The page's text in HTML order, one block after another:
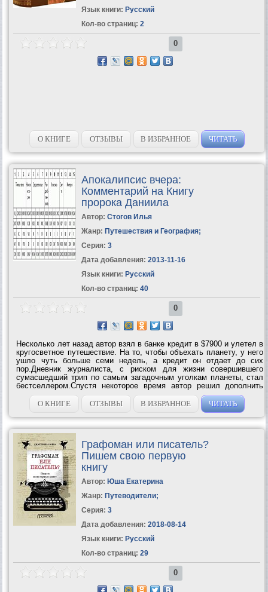
Язык книги: Русский
Кол-во страниц: 2
0
О КНИГЕ ОТЗЫВЫ В ИЗБРАННОЕ ЧИТАТЬ
Апокалипсис вчера:
Комментарий на Книгу
пророка Даниила
Автор: Стогов Илья
Жанр: Путешествия и География;
Серия: 3
Дата добавления: 2013-11-16
Язык книги: Русский
Кол-во страниц: 40
0
Несколько лет назад автор взял в банке кредит в $7900 и улетел в
кругосветное путешествие. На то, чтобы объехать планету, у него
ушло чуть больше семи недель, а кредит он отдает до сих
пор.Дневник журналиста, с риском для жизни совершившего
сумасшедший трип по самым загадочным уголкам планеты, стал
бестселлером.Спустя некоторое время автор решил дополнить
свой дневник кругосветного путешествия новыми страницами. Так
появилась эта...
О КНИГЕ ОТЗЫВЫ В ИЗБРАННОЕ ЧИТАТЬ
Графоман или писатель?
Пишем свою первую
книгу
Автор: Юша Екатерина
Жанр: Путеводители;
Серия: 3
Дата добавления: 2018-08-14
Язык книги: Русский
Кол-во страниц: 29
0